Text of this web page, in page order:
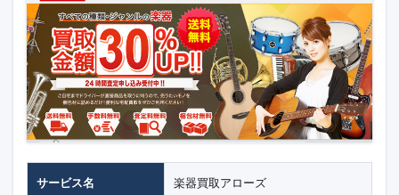
サービス名 楽器買取アローズ